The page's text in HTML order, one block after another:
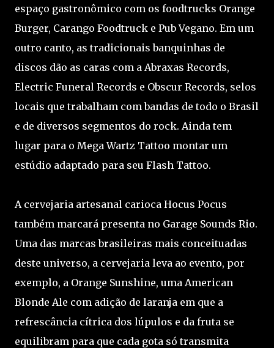
espaço gastronômico com os foodtrucks Orange
Burger, Carango Foodtruck e Pub Vegano. Em um
outro canto, as tradicionais banquinhas de
discos dão as caras com a Abraxas Records,
Electric Funeral Records e Obscur Records, selos
locais que trabalham com bandas de todo o Brasil
e de diversos segmentos do rock. Ainda tem
lugar para o Mega Wartz Tattoo montar um
estúdio adaptado para seu Flash Tattoo.
A cervejaria artesanal carioca Hocus Pocus
também marcará presenta no Garage Sounds Rio.
Uma das marcas brasileiras mais conceituadas
deste universo, a cervejaria leva ao evento, por
exemplo, a Orange Sunshine, uma American
Blonde Ale com adição de laranja em que a
refrescância cítrica dos lúpulos e da fruta se
equilibram para que cada gota só transmita